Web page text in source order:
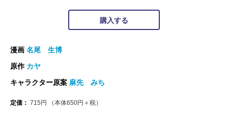
購入する
漫画 名尾 生博
原作 カヤ
キャラクター原案 麻先 みち
定価： 715 円 （本体650円＋税）